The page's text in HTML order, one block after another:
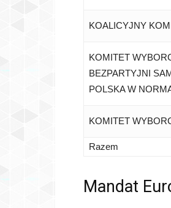
KOALICYJNY
KOMITET
BEZPARTYJNI
POLSKA W
KOMITET
Razem
Mandat